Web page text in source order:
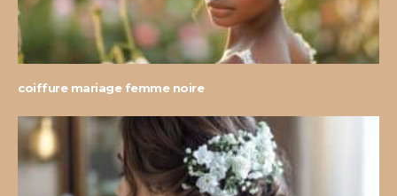
coiffure mariage femme noire